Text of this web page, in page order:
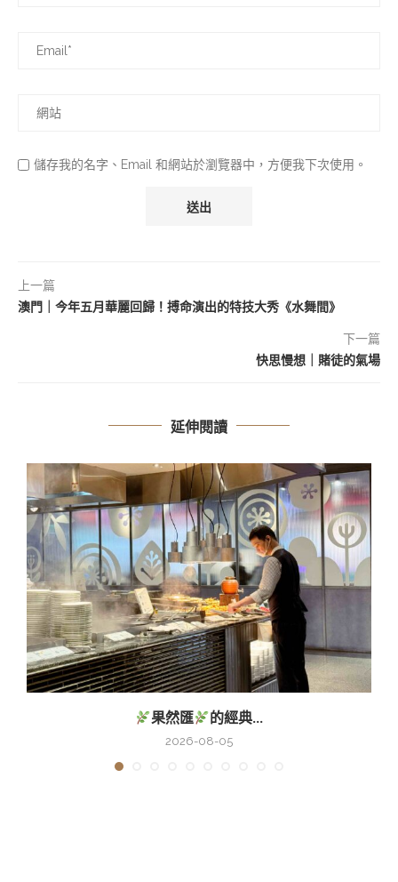
儲存我的名字、Email 和網站於瀏覽器中，方便我下次使用。
上一篇
澳門｜今年五月華麗回歸！搏命演出的特技大秀《水舞間》
下一篇
快思慢想｜賭徒的氣場
延伸閱讀
果然匯 的經典...
2026-08-05